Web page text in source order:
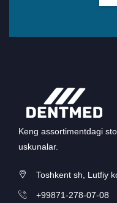
Keng assortimentdagi
uskunalar.
Toshkent sh, Lutfiy
+99871-278-07-08